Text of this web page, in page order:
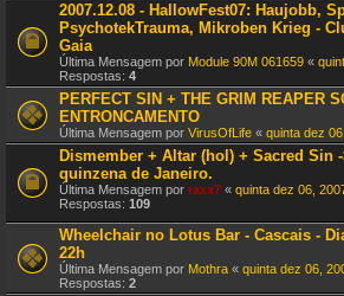
2007.12.08 - HallowFest07: Haujobb,
PsychotekTrauma, Mikroben Krieg -
Gaia
Última Mensagem por Module 90M 061659 «
Respostas: 4
PERFECT SIN + THE GRIM REAPER
ENTRONCAMENTO
Última Mensagem por VirusOfLife « quinta dez
Dismember + Altar (hol) + Sacred Sin -
quinzena de Janeiro.
Última Mensagem por raxx7 « quinta dez 06,
Respostas: 109
Wheelchair no Lotus Bar - Cascais -
22h
Última Mensagem por Mothra « quinta dez 06,
Respostas: 2